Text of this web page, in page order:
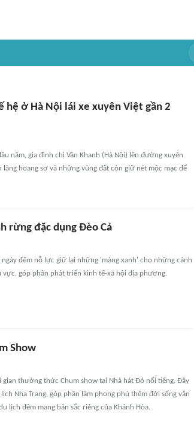
hệ ở Hà Nội lái xe xuyên Việt gần 2
năm, gia đình chị Vân Khanh (Hà Nội) lên đường xuyên
làng hoang sơ và những vùng đất còn giữ nét mộc mạc để
rừng đặc dụng Đèo Cả
ngày đêm nỗ lực giữ lại những 'mảng xanh' cho những cánh
vực, góp phần phát triển kinh tế-xã hội địa phương.
Show
gian thưởng thức Chum show tại Nhà hát Đó nổi tiếng. Đây
Nha Trang, góp phần làm phong phú thêm đời sống văn
lịch đêm mang bản sắc riêng của Khánh Hòa.